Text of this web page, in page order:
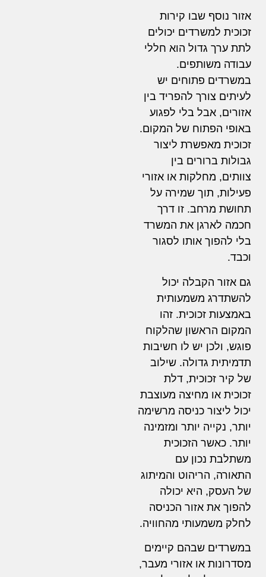
אזור נוסף שבו קירות
זכוכית למשרדים יכולים
לתת ערך גדול הוא חללי
עבודה משותפים.
במשרדים פתוחים יש
לעיתים צורך להפריד בין
אזורים, אבל בלי לפגוע
באופי הפתוח של המקום.
זכוכית מאפשרת ליצור
גבולות ברורים בין
צוותים, מחלקות או אזורי
פעילות, תוך שמירה על
תחושת מרחב. זו דרך
חכמה לארגן את המשרד
בלי להפוך אותו לסגור
וכבד.
גם אזור הקבלה יכול
להשתדרג משמעותית
באמצעות זכוכית. זהו
המקום הראשון שהלקוח
פוגש, ולכן יש לו חשיבות
תדמיתית גדולה. שילוב
של קיר זכוכית, דלת
זכוכית או מחיצה מעוצבת
יכול ליצור כניסה מרשימה
יותר, נקייה יותר ומזמינה
יותר. כאשר הזכוכית
משתלבת נכון עם
התאורה, הריהוט והמיתוג
של העסק, היא יכולה
להפוך את אזור הכניסה
לחלק משמעותי מהחוויה.
במשרדים שבהם קיימים
מסדרונות או אזורי מעבר,